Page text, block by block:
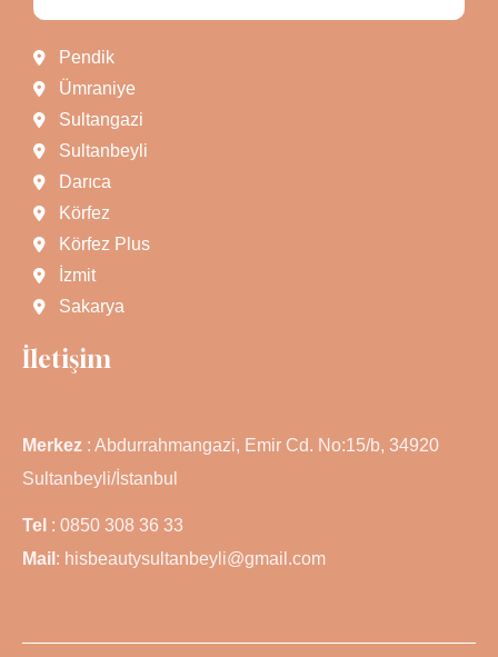
Pendik
Ümraniye
Sultangazi
Sultanbeyli
Darıca
Körfez
Körfez Plus
İzmit
Sakarya
İletişim
Merkez : Abdurrahmangazi, Emir Cd. No:15/b, 34920
Sultanbeyli/İstanbul
Tel : 0850 308 36 33
Mail : hisbeautysultanbeyli@gmail.com